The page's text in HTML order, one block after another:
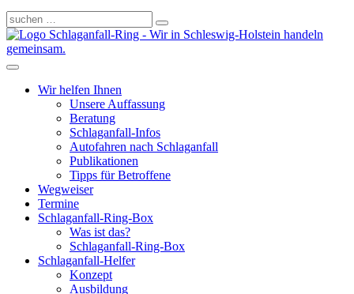
Schlaganfall-Ring - Wir in Schleswig-Holstein handeln
gemeinsam.
Wir helfen Ihnen
Unsere Auffassung
Beratung
Schlaganfall-Infos
Autofahren nach Schlaganfall
Publikationen
Tipps für Betroffene
Wegweiser
Termine
Schlaganfall-Ring-Box
Was ist das?
Schlaganfall-Ring-Box
Schlaganfall-Helfer
Konzept
Ausbildung